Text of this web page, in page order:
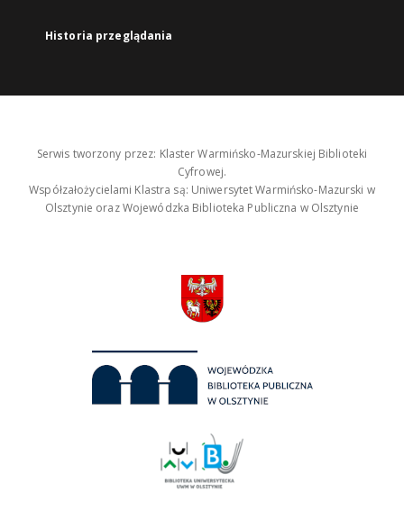
Historia przeglądania
Serwis tworzony przez: Klaster Warmińsko-Mazurskiej Biblioteki
Cyfrowej.
Współzałożycielami Klastra są: Uniwersytet Warmińsko-Mazurski w
Olsztynie oraz Wojewódzka Biblioteka Publiczna w Olsztynie